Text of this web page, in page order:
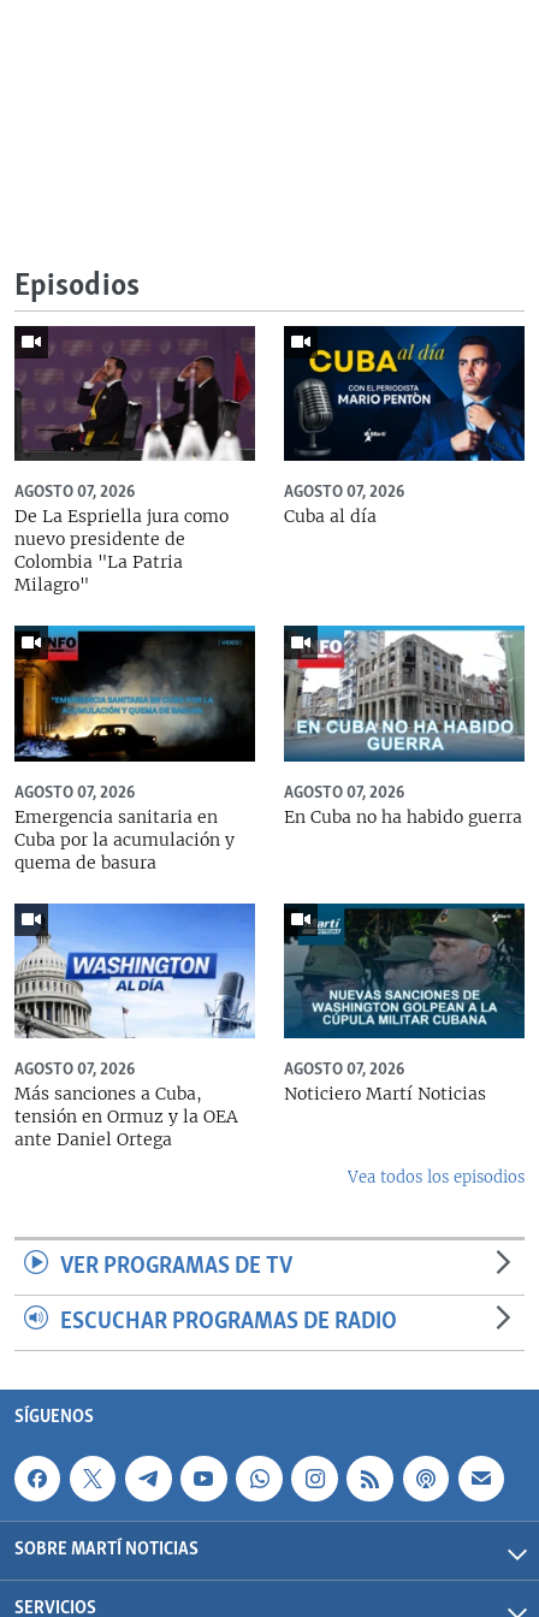
Episodios
AGOSTO 07, 2026
De La Espriella jura como
nuevo presidente de
Colombia "La Patria
Milagro"
AGOSTO 07, 2026
Cuba al día
AGOSTO 07, 2026
Emergencia sanitaria en
Cuba por la acumulación y
quema de basura
AGOSTO 07, 2026
En Cuba no ha habido guerra
AGOSTO 07, 2026
Más sanciones a Cuba,
tensión en Ormuz y la OEA
ante Daniel Ortega
AGOSTO 07, 2026
Noticiero Martí Noticias
Vea todos los episodios
VER PROGRAMAS DE TV
ESCUCHAR PROGRAMAS DE RADIO
SÍGUENOS
SOBRE MARTÍ NOTICIAS
SERVICIOS